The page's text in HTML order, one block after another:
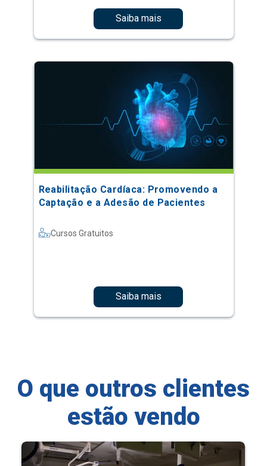
Saiba mais
Reabilitação Cardíaca: Promovendo a
Captação e a Adesão de Pacientes
Cursos Gratuitos
Saiba mais
O que outros clientes
estão vendo